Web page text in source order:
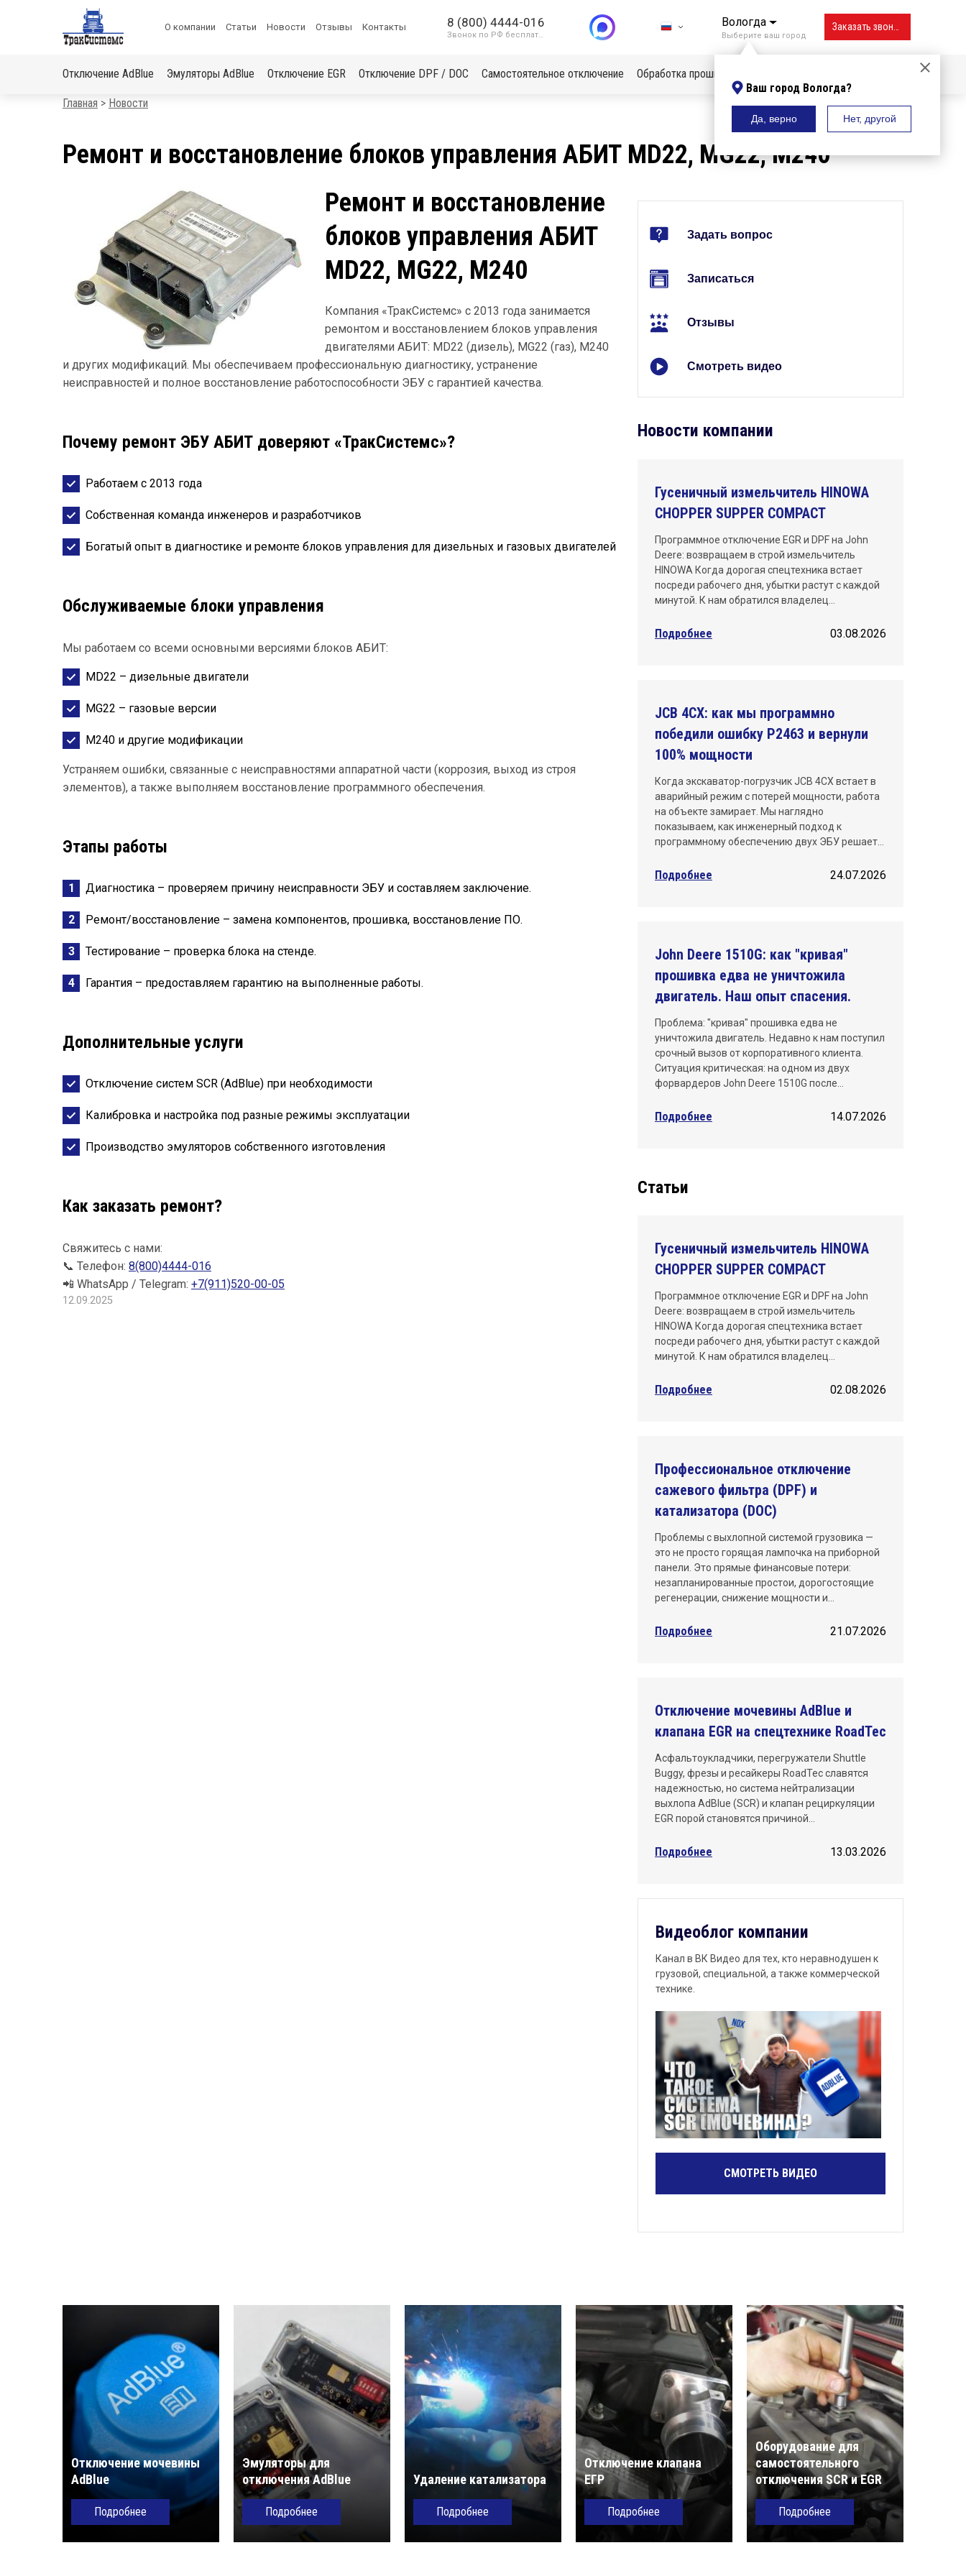
Меню
шапке
О компании Статьи Новости Отзывы Контакты 8 (800) 4444-016
Звонок по РФ бесплатный
Вологда
Выберите ваш город
Ваш город Вологда?
Да, верно Нет, другой
Владивосток
Ижевск
Краснодар
Новосибирск
Омск
Пермь
Ростов-на-Дону
Тюмень
Уфа
Хабаровск
Челябинск
Ярославль
Основная
Отключение AdBlue Эмуляторы AdBlue Отключение EGR Отключение DPF / DOC Самостоятельное отключение Обработка прошивок
Строка
Главная Новости
Ремонт и восстановление блоков управления АБИТ MD22, MG22, M240
Ремонт и восстановление
блоков управления АБИТ
MD22, MG22, M240
Компания «ТракСистемс» с 2013 года занимается
ремонтом и восстановлением блоков управления
двигателями АБИТ: MD22 (дизель), MG22 (газ), M240
и других модификаций. Мы обеспечиваем профессиональную диагностику, устранение
неисправностей и полное восстановление работоспособности ЭБУ с гарантией качества.
Почему ремонт ЭБУ АБИТ доверяют «ТракСистемс»?
Работаем с 2013 года
Собственная команда инженеров и разработчиков
Богатый опыт в диагностике и ремонте блоков управления для дизельных и газовых двигателей
Обслуживаемые блоки управления
Мы работаем со всеми основными версиями блоков АБИТ:
MD22 – дизельные двигатели
MG22 – газовые версии
M240 и другие модификации
Устраняем ошибки, связанные с неисправностями аппаратной части (коррозия, выход из строя
элементов), а также выполняем восстановление программного обеспечения.
Этапы работы
Диагностика – проверяем причину неисправности ЭБУ и составляем заключение.
Ремонт/восстановление – замена компонентов, прошивка, восстановление ПО.
Тестирование – проверка блока на стенде.
Гарантия – предоставляем гарантию на выполненные работы.
Дополнительные услуги
Отключение систем SCR (AdBlue) при необходимости
Калибровка и настройка под разные режимы эксплуатации
Производство эмуляторов собственного изготовления
Как заказать ремонт?
Свяжитесь с нами:
📞 Телефон: 8(800)4444-016
📲 WhatsApp / Telegram: +7(911)520-00-05
12.09.2025
Задать вопрос
Записаться
Отзывы
Смотреть видео
Новости компании
Гусеничный измельчитель HINOWA
CHOPPER SUPPER COMPACT
Программное отключение EGR и DPF на John
Deere: возвращаем в строй измельчитель
HINOWA Когда дорогая спецтехника встает
посреди рабочего дня, убытки растут с каждой
минутой. К нам обратился владелец…
Подробнее 03.08.2026
JCB 4CX: как мы программно
победили ошибку P2463 и вернули
100% мощности
Когда экскаватор-погрузчик JCB 4CX встает в
аварийный режим с потерей мощности, работа
на объекте замирает. Мы наглядно
показываем, как инженерный подход к
программному обеспечению двух ЭБУ решает…
Подробнее 24.07.2026
John Deere 1510G: как "кривая"
прошивка едва не уничтожила
двигатель. Наш опыт спасения.
Проблема: "кривая" прошивка едва не
уничтожила двигатель. Недавно к нам поступил
срочный вызов от корпоративного клиента.
Ситуация критическая: на одном из двух
форвардеров John Deere 1510G после…
Подробнее 14.07.2026
Статьи
Гусеничный измельчитель HINOWA
CHOPPER SUPPER COMPACT
Программное отключение EGR и DPF на John
Deere: возвращаем в строй измельчитель
HINOWA Когда дорогая спецтехника встает
посреди рабочего дня, убытки растут с каждой
минутой. К нам обратился владелец…
02.08.2026
Подробнее
Профессиональное отключение
сажевого фильтра (DPF) и
катализатора (DOC)
Проблемы с выхлопной системой грузовика —
это не просто горящая лампочка на приборной
панели. Это прямые финансовые потери:
незапланированные простои, дорогостоящие
регенерации, снижение мощности и…
21.07.2026
Подробнее
Отключение мочевины AdBlue и
клапана EGR на спецтехнике RoadTec
Асфальтоукладчики, перегружатели Shuttle
Buggy, фрезы и ресайкеры RoadTec славятся
надежностью, но система нейтрализации
выхлопа AdBlue (SCR) и клапан рециркуляции
EGR порой становятся причиной…
13.03.2026
Подробнее
Видеоблог компании
Канал в ВК Видео для тех, кто неравнодушен к
грузовой, специальной, а также коммерческой
технике.
СМОТРЕТЬ ВИДЕО
Отключение мочевины
AdBlue
Подробнее
Эмуляторы для
отключения AdBlue
Подробнее
Удаление катализатора
Подробнее
Отключение клапана
ЕГР
Подробнее
Оборудование для
самостоятельного
отключения SCR и EGR
Подробнее
ХОЧЕШЬ ПОДАРОК?
«Получи скидку на отключение автомобиля»